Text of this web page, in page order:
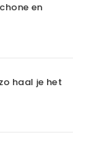
en
haal je het